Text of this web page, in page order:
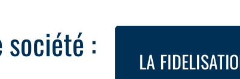
société : LA